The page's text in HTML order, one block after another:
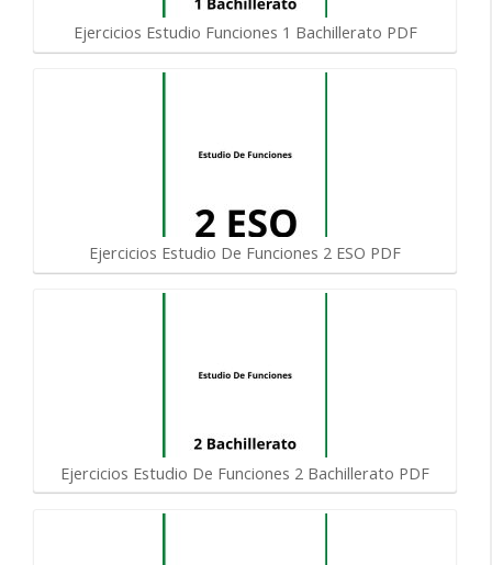
Ejercicios Estudio Funciones 1 Bachillerato PDF
Ejercicios Estudio De Funciones 2 ESO PDF
Ejercicios Estudio De Funciones 2 Bachillerato PDF